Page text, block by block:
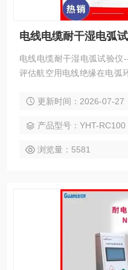
电线电缆耐干湿电弧
电线电缆耐干湿电弧试验仪
评估航空用电线绝缘在电弧
触摸屏参数化控制；整个
电弧测试设备。
更新时间：2026-07-27
产品型号：YHT-RC100
浏览量：5581